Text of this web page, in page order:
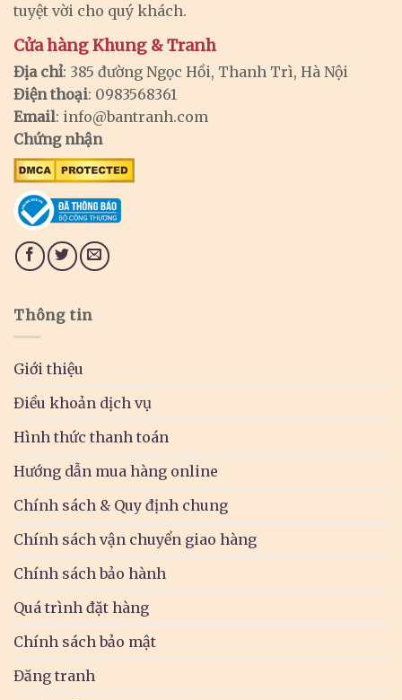
tuyệt vời cho quý khách.
Cửa hàng Khung & Tranh
Địa chỉ: 385 đường Ngọc Hồi, Thanh Trì, Hà Nội
Điện thoại: 0983568361
Email: info@bantranh.com
Chứng nhận
Thông tin
Giới thiệu
Điều khoản dịch vụ
Hình thức thanh toán
Hướng dẫn mua hàng online
Chính sách & Quy định chung
Chính sách vận chuyển giao hàng
Chính sách bảo hành
Quá trình đặt hàng
Chính sách bảo mật
Đăng tranh